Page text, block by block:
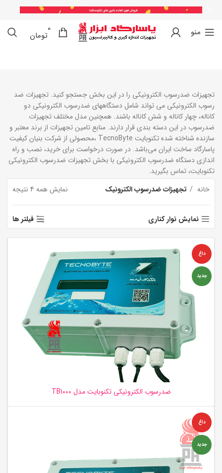
منو 0
0
تومان
تجهیزات ضدرسوب الکترونیکی را در این بخش جستجو کنید. تجهیزات ضد
رسوب الکترونیکی می تواند شامل دستگاههای ضدرسوب الکترونیکی دو
کاناله، چهار کاناله و شش کاناله باشند. همچنین مدل مختلف تجهیزات
ضدرسوب در این دسته بندی قرار دارند. منابع تامین تجهیزات از برند معتبر و
سازنده شناخته شده تکنوبایت TecnoByte ،‌محصولی از شرکت بنیان کیفیت
پاسارگاد ساخت ایران می‌باشد. در صورت درخواست برای خرید، نصب و راه
اندازی دستگاه ضدرسوب الکترونیکی با بخش تجهیزات ضدرسوب الکترونیکی
تکنوبایت، تماس بگیرید.
خانه
تجهیزات ضدرسوب الکترونیک نمایش همه 4 نتیجه
نمایش نوار کناری فیلتر ها
داغ
جدید
ضدرسوب الکترونیکی تکنوبایت مدل TB1000
داغ
جدید